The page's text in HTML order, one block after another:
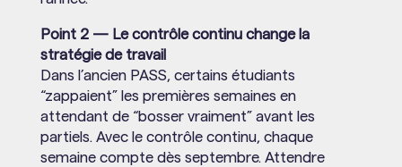
Point 2 — Le contrôle continu change la
stratégie de travail
Dans l’ancien PASS, certains étudiants
“zappaient” les premières semaines en
attendant de “bosser vraiment” avant les
partiels. Avec le contrôle continu, chaque
semaine compte dès septembre. Attendre